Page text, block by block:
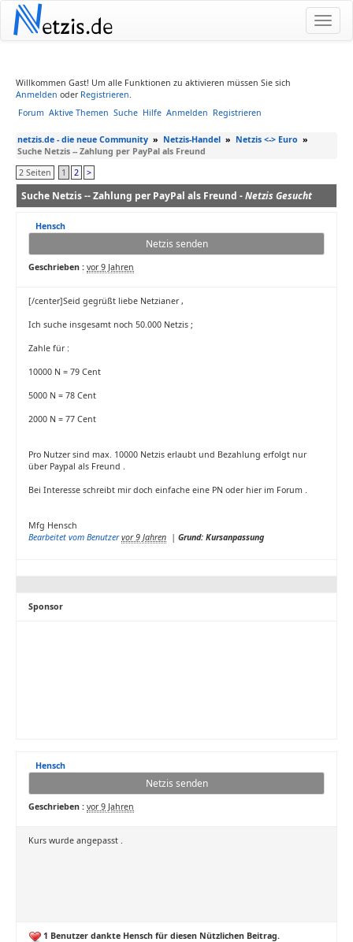
Netzis.de
Willkommen Gast! Um alle Funktionen zu aktivieren müssen Sie sich
Anmelden oder Registrieren.
Forum Aktive Themen Suche Hilfe Anmelden Registrieren
netzis.de - die neue Community » Netzis-Handel » Netzis <-> Euro »
Suche Netzis -- Zahlung per PayPal als Freund
2 Seiten
1 2 >
Suche Netzis -- Zahlung per PayPal als Freund -Netzis Gesucht
Hensch
Netzis senden
Geschrieben : vor 9 Jahren
[/center]Seid gegrüßt liebe Netzianer ,
Ich suche insgesamt noch 50.000 Netzis ;
Zahle für :
10000 N = 79 Cent
5000 N = 78 Cent
2000 N = 77 Cent
Pro Nutzer sind max. 10000 Netzis erlaubt und Bezahlung erfolgt nur
über Paypal als Freund .
Bei Interesse schreibt mir doch einfache eine PN oder hier im Forum .
Mfg Hensch
Bearbeitet vom Benutzer vor 9 Jahren | Grund: Kursanpassung
Sponsor
Hensch
Netzis senden
Geschrieben : vor 9 Jahren
Kurs wurde angepasst .
1 Benutzer dankte Hensch für diesen Nützlichen Beitrag.